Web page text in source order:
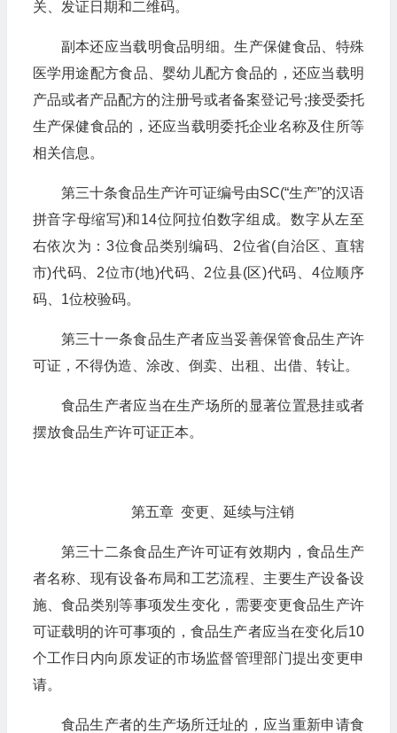
关、发证日期和二维码。
副本还应当载明食品明细。生产保健食品、特殊
医学用途配方食品、婴幼儿配方食品的，还应当载明
产品或者产品配方的注册号或者备案登记号;接受委托
生产保健食品的，还应当载明委托企业名称及住所等
相关信息。
第三十条食品生产许可证编号由SC(“生产”的汉语
拼音字母缩写)和14位阿拉伯数字组成。数字从左至
右依次为：3位食品类别编码、2位省(自治区、直辖
市)代码、2位市(地)代码、2位县(区)代码、4位顺序
码、1位校验码。
第三十一条食品生产者应当妥善保管食品生产许
可证，不得伪造、涂改、倒卖、出租、出借、转让。
食品生产者应当在生产场所的显著位置悬挂或者
摆放食品生产许可证正本。
第五章 变更、延续与注销
第三十二条食品生产许可证有效期内，食品生产
者名称、现有设备布局和工艺流程、主要生产设备设
施、食品类别等事项发生变化，需要变更食品生产许
可证载明的许可事项的，食品生产者应当在变化后10
个工作日内向原发证的市场监督管理部门提出变更申
请。
食品生产者的生产场所迁址的，应当重新申请食